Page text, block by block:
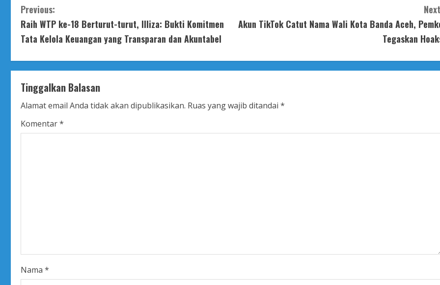
C
o
t
i
n
u
i
n
Previous:
Raih WTP ke-18 Berturut-turut, Illiza: Bukti Komitmen
Tata Kelola Keuangan yang Transparan dan Akuntabel
Akun TikTok Catut Nama Wali Kota Banda Aceh,
Tegaskan
Tinggalkan Balasan
Alamat email Anda tidak akan dipublikasikan. Ruas yang wajib ditandai *
Komentar*
Nama *